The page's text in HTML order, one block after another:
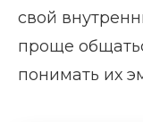
свой
проще
понимать их